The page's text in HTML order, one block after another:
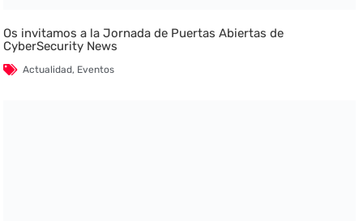
Os invitamos a la Jornada de Puertas Abiertas de
CyberSecurity News
Actualidad, Eventos